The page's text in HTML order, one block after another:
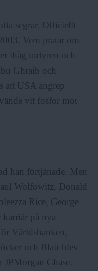
segrar. Officiellt
Vem pratar om
ihåg tortyren och
Ghraib och
att USA angrep
vit fosfor mot
han förtjänade. Men
Wolfowitz, Donald
Rice, George
på nya
Världsbanken,
och Blair blev
JPMorgan Chase.